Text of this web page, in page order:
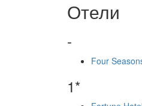
Отели
-
Four
1*